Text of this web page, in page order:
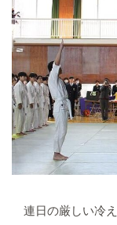
修学旅行だより
連日の厳しい冷